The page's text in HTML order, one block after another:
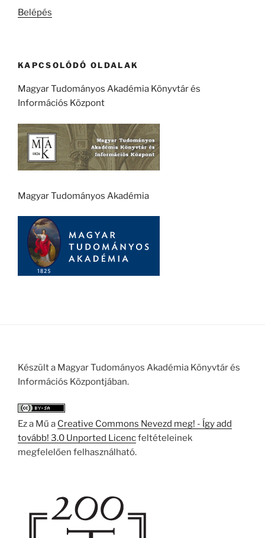
Belépés
KAPCSOLÓDÓ OLDALAK
Magyar Tudományos Akadémia Könyvtár és
Információs Központ
Magyar Tudományos Akadémia
Készült a Magyar Tudományos Akadémia Könyvtár és
Információs Központjában.
Ez a Mű a Creative Commons Nevezd meg! - Így add
tovább! 3.0 Unported Licencfeltételeinek
megfelelően felhasználható.